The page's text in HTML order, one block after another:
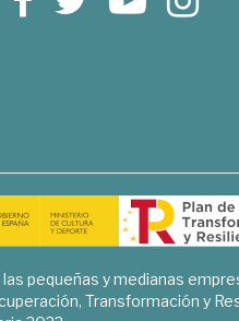
pequeñas y medianas
Transformación y